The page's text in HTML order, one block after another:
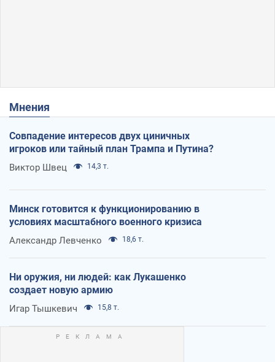
Мнения
Совпадение интересов двух циничных
игроков или тайный план Трампа и Путина?
Виктор Швец 14,3 т.
Минск готовится к функционированию в
условиях масштабного военного кризиса
Александр Левченко 18,6 т.
Ни оружия, ни людей: как Лукашенко
создает новую армию
Игар Тышкевич 15,8 т.